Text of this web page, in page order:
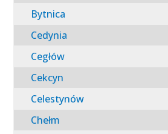
Bytnica
Cedynia
Cegłów
Cekcyn
Celestynów
Chełm